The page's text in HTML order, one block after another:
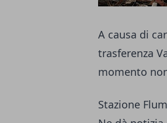
A causa di
trasferenza
momento
Stazione